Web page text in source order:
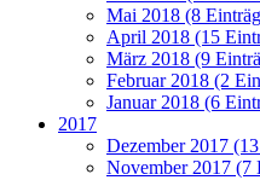
Mai 2018 (8
April 2018 (15
März 2018 (9
Februar 2018 (2
Januar 2018 (6
2017
Dezember 2017
November 2017 (7